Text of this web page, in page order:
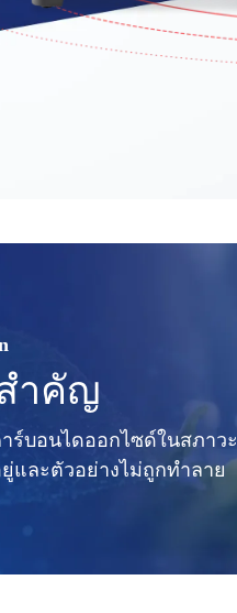
ำคัญ
ร์บอนไดออกไซด์ในสภาวะ
และตัวอย่างไม่ถูกทำลาย